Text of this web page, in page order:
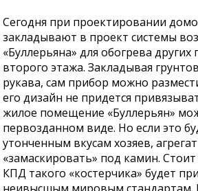
Сегодня при проектировании
закладывают в проект системы
«Буллерьяна» для обогрева
второго этажа. Закладывая
рукава, сам прибор можно
его дизайн не придется
жилое помещение «Буллерьян»
первозданном виде. Но если это
утонченным вкусам хозяев,
«замаскировать» под камин.
КПД такого «костерчика» будет